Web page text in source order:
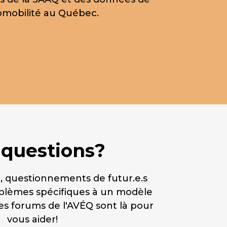
au Québec.
questionnements de futur.e.s
spécifiques à un modèle
forums de l'AVÉQ sont là pour
vous aider!